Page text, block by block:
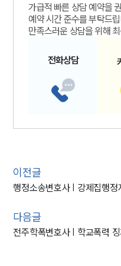
가급적 빠른 상담 예약을
예약 시간 준수를 부탁드립
만족스러운 상담을 위해
전화상담
이전글
행정소송변호사 | 강제집행
다음글